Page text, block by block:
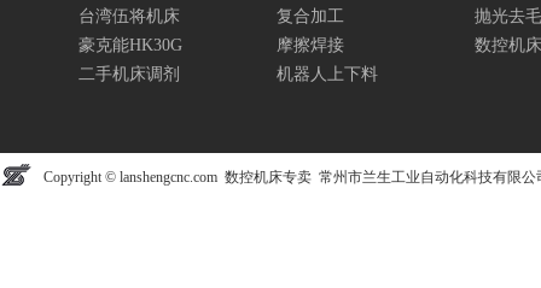
台湾伍将机床
豪克能HK30G
二手机床调剂
复合加工
摩擦焊接
机器人上下料
抛光去
数控机
Copyright © lanshengcnc.com 数控机床专卖 常州市兰生工业自动化科技有限